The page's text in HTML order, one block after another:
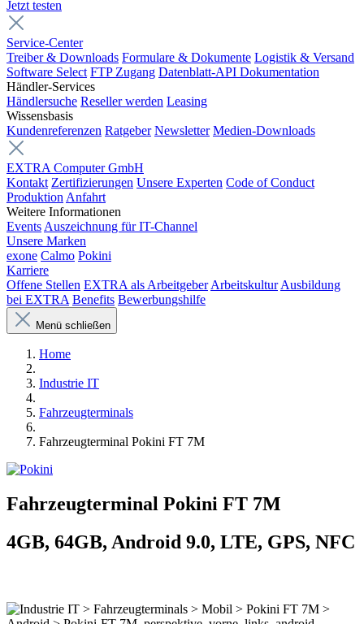
Jetzt testen
Service-Center
Treiber & Downloads Formulare & Dokumente Logistik & Versand
Software Select FTP Zugang Datenblatt-API Dokumentation
Händler-Services
Händlersuche Reseller werden Leasing
Wissensbasis
Kundenreferenzen Ratgeber Newsletter Medien-Downloads
EXTRA Computer GmbH
Kontakt Zertifizierungen Unsere Experten Code of Conduct
Produktion Anfahrt
Weitere Informationen
Events Auszeichnung für IT-Channel
Unsere Marken
exone Calmo Pokini
Karriere
Offene Stellen EXTRA als Arbeitgeber Arbeitskultur Ausbildung
bei EXTRA Benefits Bewerbungshilfe
Menü schließen
Home
Industrie IT
Fahrzeugterminals
Fahrzeugterminal Pokini FT 7M
Fahrzeugterminal Pokini FT 7M
4GB, 64GB, Android 9.0, LTE, GPS, NFC